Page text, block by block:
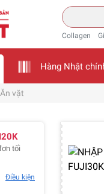
Collagen
Hàng Nhật
vặt
tối
Điều kiện